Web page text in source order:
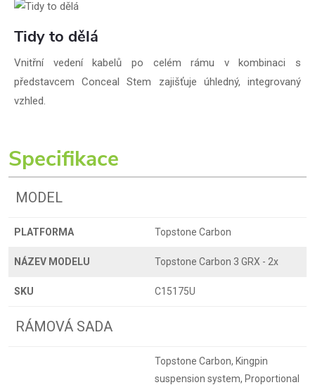
Tidy to dělá
Vnitřní vedení kabelů po celém rámu v kombinaci s
představcem Conceal Stem zajišťuje úhledný, integrovaný
vzhled.
Specifikace
MODEL
PLATFORMA Topstone Carbon
NÁZEV MODELU Topstone Carbon 3 GRX - 2x
SKU C15175U
RÁMOVÁ SADA
Topstone Carbon, Kingpin
suspension system, Proportional